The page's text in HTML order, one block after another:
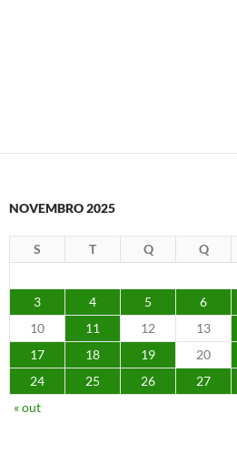
NOVEMBRO 2025
S T Q Q
3
4 5 6
10
11 12 13
17
18 19 20
24
25 26 27
« out